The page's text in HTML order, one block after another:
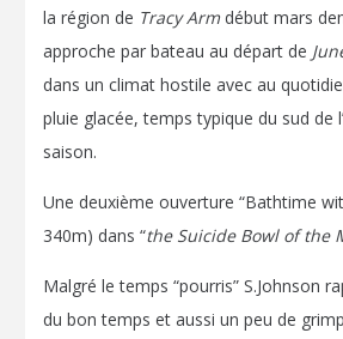
la région de Tracy Armdébut mars
approche par bateau au départ de
dans un climat hostile avec au
pluie glacée, temps typique du sud de
saison.
Une deuxième ouverture “Bathtime
340m) dans “the Suicide Bowl of the
Malgré le temps “pourris” S.Johnson
du bon temps et aussi un peu de